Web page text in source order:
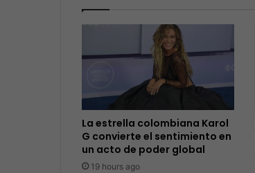
La estrella colombiana Karol
G convierte el sentimiento en
un acto de poder global
19 hours ago